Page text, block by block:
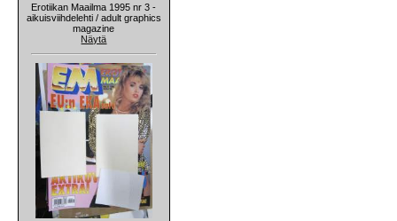
Erotiikan Maailma 1995 nr 3 -
aikuisviihdelehti / adult graphics
magazine
Näytä